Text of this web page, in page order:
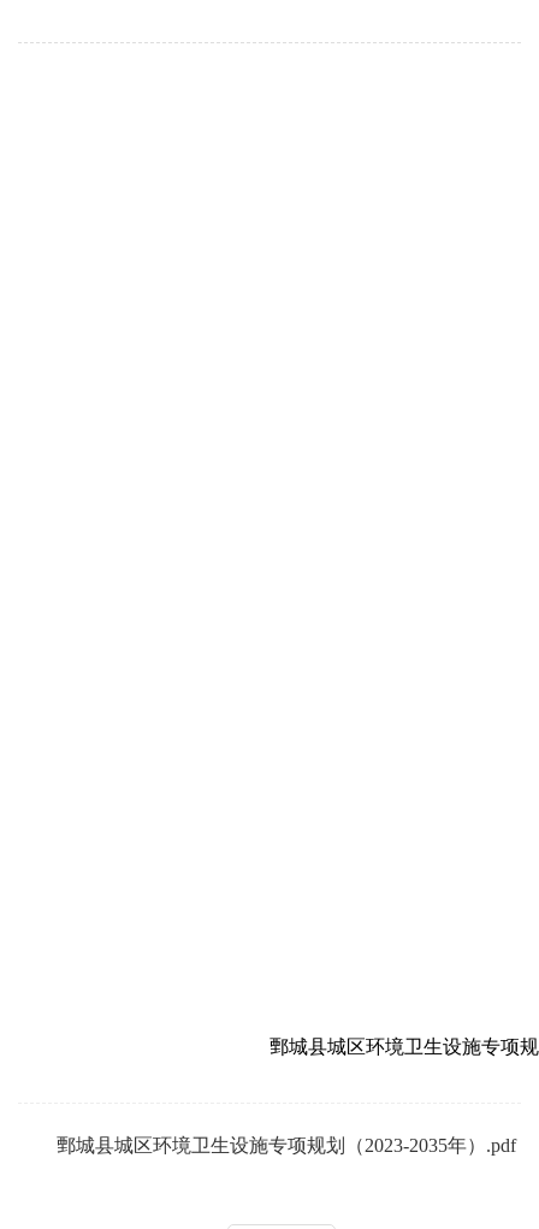
鄄城县城区环境卫生设施专项
鄄城县城区环境卫生设施专项规划（2023-2035年）.pdf